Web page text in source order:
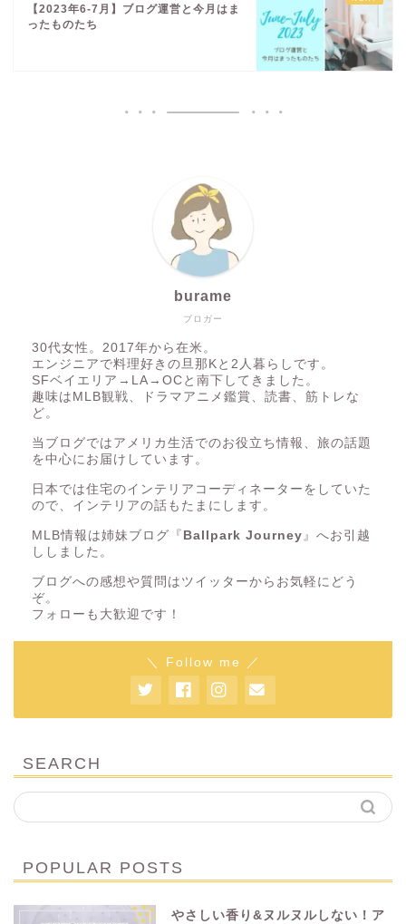
【2023年6-7月】ブログ運営と今月はま
ったものたち
ブロガー
burame
30代女性。2017年から在米。
エンジニアで料理好きの旦那Kと2人暮らしです。
SFベイエリア→LA→OCと南下してきました。
趣味はMLB観戦、ドラマアニメ鑑賞、読書、筋トレな
ど。
当ブログではアメリカ生活でのお役立ち情報、旅の話題
を中心にお届けしています。
日本では住宅のインテリアコーディネーターをしていた
ので、インテリアの話もたまにします。
MLB情報は姉妹ブログ『 Ballpark Journey 』へお引越
ししました。
ブログへの感想や質問はツイッターからお気軽にどう
ぞ。
フォローも大歓迎です！
＼ Follow me ／
SEARCH
POPULAR POSTS
やさしい香り&ヌルヌルしない！ア